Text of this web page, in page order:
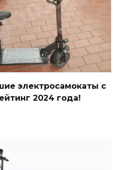
электросамокаты с
2024 года!